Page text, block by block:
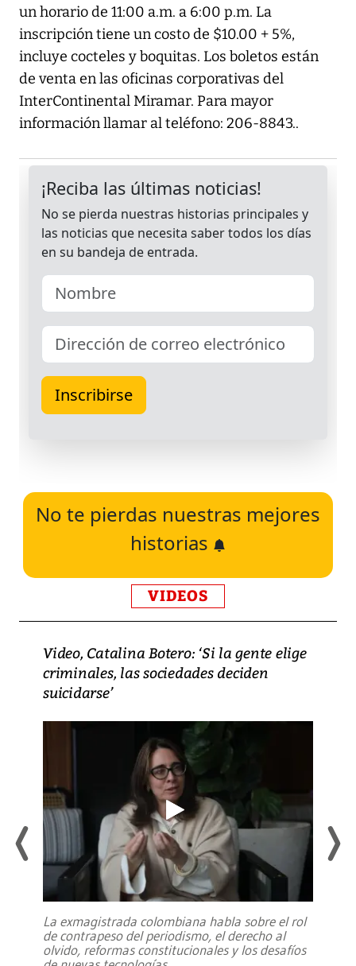
un horario de 11:00 a.m. a 6:00 p.m. La
inscripción tiene un costo de $10.00 + 5%,
incluye cocteles y boquitas. Los boletos están
de venta en las oficinas corporativas del
InterContinental Miramar. Para mayor
información llamar al teléfono: 206-8843..
No te pierdas nuestras mejores
historias
VIDEOS
Video, Catalina Botero: ‘Si la gente elige
criminales, las sociedades deciden
suicidarse’
La exmagistrada colombiana habla sobre el rol
de contrapeso del periodismo, el derecho al
olvido, reformas constitucionales y los desafíos